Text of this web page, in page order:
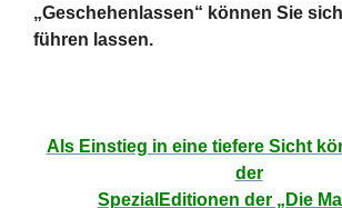
„Geschehenlassen“ können Sie
führen lassen.
Als Einstieg in eine tiefere Sicht
der
SpezialEditionen der „Die